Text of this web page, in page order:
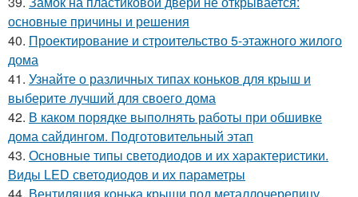
основные причины и решения
40. Проектирование и строительство 5-этажного жилого
дома
41. Узнайте о различных типах коньков для крыш и
выберите лучший для своего дома
42. В каком порядке выполнять работы при обшивке
дома сайдингом. Подготовительный этап
43. Основные типы светодиодов и их характеристики.
Виды LED светодиодов и их параметры